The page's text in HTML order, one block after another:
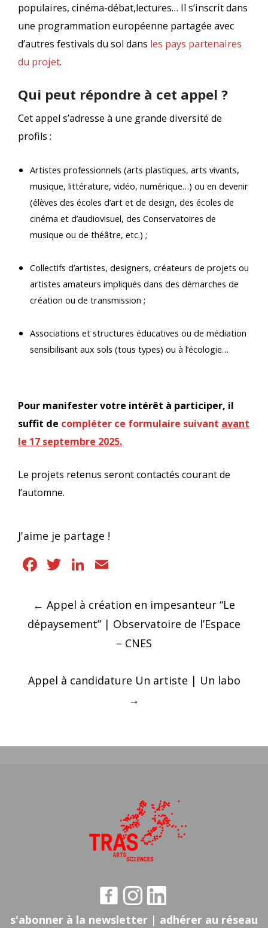
populaires, cinéma-débat,lectures… Il s’inscrit dans
une programmation européenne partagée avec
d’autres festivals du sol dans les pays partenaires
du projet.
Qui peut répondre à cet appel ?
Cet appel s’adresse à une grande diversité de
profils :
Artistes professionnels (arts plastiques, arts vivants,
musique, littérature, vidéo, numérique…) ou en devenir
(élèves des écoles d’art et de design, des écoles de
cinéma et d’audiovisuel, des Conservatoires de
musique ou de théâtre, etc.) ;
Collectifs d’artistes, designers, créateurs de projets ou
artistes amateurs impliqués dans des démarches de
création ou de transmission ;
Associations et structures éducatives ou de médiation
sensibilisant aux sols (tous types) ou à l’écologie…
Pour manifester votre intérêt à participer, il
suffit de compléter ce formulaire suivant avant
le 17 septembre 2025.
Le projets retenus seront contactés courant de
l’automne.
J'aime je partage !
Facebook
TwitterLinkedIn
Navigation
des
← Appel à création en impesanteur “Le
dépaysement” | Observatoire de l’Espace
– CNES
Appel à candidature Un artiste | Un labo
→
s'abonner à la newsletter | adhérer au réseau